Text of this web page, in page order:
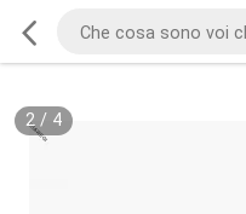
2/ 4